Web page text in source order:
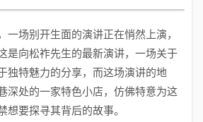
一场别开生面的演讲正在悄然上演，
是向松祚先生的最新演讲，一场关于
独特魅力的分享，而这场演讲的地
深处的一家特色小店，仿佛特意为这
想要探寻其背后的故事。